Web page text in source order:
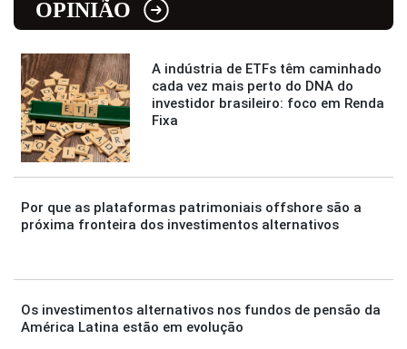
OPINIÃO
A indústria de ETFs têm caminhado
cada vez mais perto do DNA do
investidor brasileiro: foco em Renda
Fixa
Por que as plataformas patrimoniais offshore são a
próxima fronteira dos investimentos alternativos
Os investimentos alternativos nos fundos de pensão da
América Latina estão em evolução